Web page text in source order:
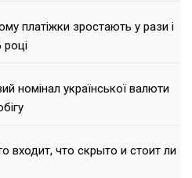
платіжки зростають у рази і
номінал української валюти
входит, что скрыто и стоит ли